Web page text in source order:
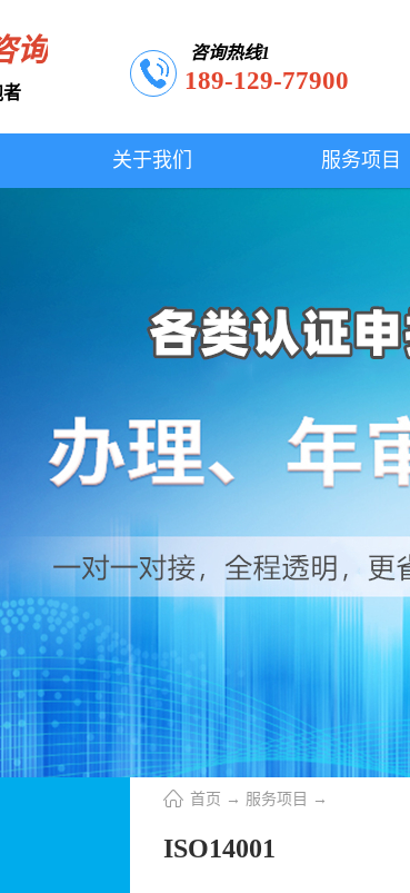
询
者
咨询热线1
189-129-77900
关于我们 服务项目
首页 → 服务项目 →
ISO14001